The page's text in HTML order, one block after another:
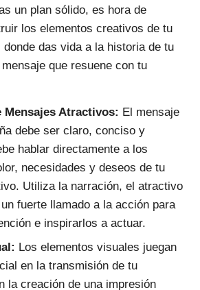
un plan sólido, es hora de
los elementos creativos de tu
das vida a la historia de tu
que resuene con tu
Mensajes Atractivos: El mensaje
debe ser claro, conciso y
hablar directamente a los
necesidades y deseos de tu
Utiliza la narración, el atractivo
fuerte llamado a la acción para
e inspirarlos a actuar.
Los elementos visuales juegan
en la transmisión de tu
la creación de una impresión